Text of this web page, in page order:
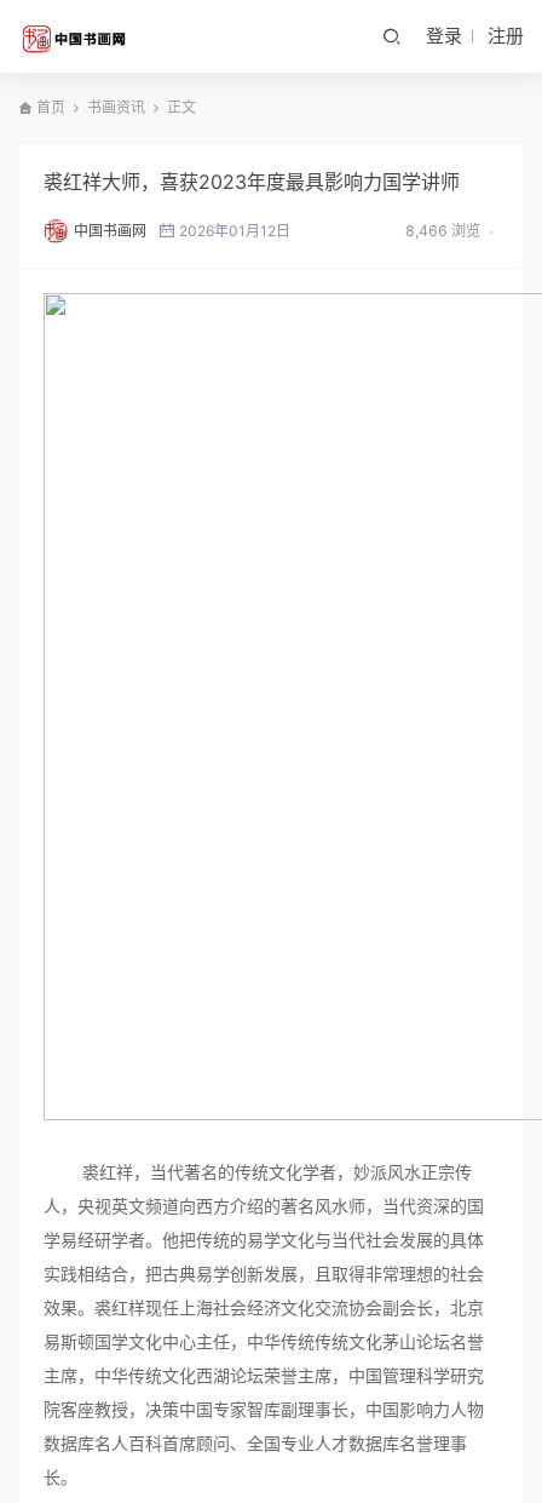
登录 注册
首页 书画资讯 正文
裘红祥大师，喜获2023年度最具影响力国学讲师
中国书画网 2026年01月12日 8,466 浏览
裘红祥，当代著名的传统文化学者，妙派风水正宗传
人，央视英文频道向西方介绍的著名风水师，当代资深的国
学易经研学者。他把传统的易学文化与当代社会发展的具体
实践相结合，把古典易学创新发展，且取得非常理想的社会
效果。裘红样现任上海社会经济文化交流协会副会长，北京
易斯顿国学文化中心主任，中华传统传统文化茅山论坛名誉
主席，中华传统文化西湖论坛荣誉主席，中国管理科学研究
院客座教授，决策中国专家智库副理事长，中国影响力人物
数据库名人百科首席顾问、全国专业人才数据库名誉理事
长。